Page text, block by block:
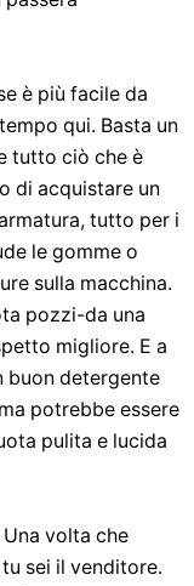
è più facile da
qui. Basta un
tutto ciò che è
di acquistare un
tutto per i
le gomme o
sulla macchina.
pozzi-da una
migliore. E a
buon detergente
potrebbe essere
pulita e lucida
volta che
sei il venditore.